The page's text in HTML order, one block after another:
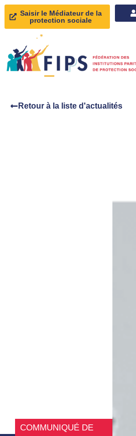
Saisir le Médiateur de la
protection sociale
Retour à la liste d'actualités
COMMUNIQUÉ DE